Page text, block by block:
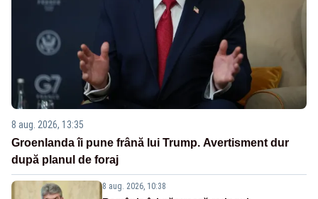
8 aug. 2026, 13:35
Groenlanda îi pune frână lui Trump. Avertisment dur
după planul de foraj
8 aug. 2026, 10:38